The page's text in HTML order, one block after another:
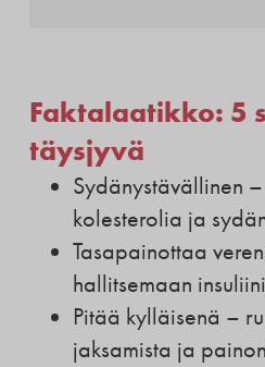
Faktalaatikko: 5
täysjyvä
Sydänystävällinen
kolesterolia ja
Tasapainottaa
hallitsemaan
Pitää kylläisenä –
jaksamista ja